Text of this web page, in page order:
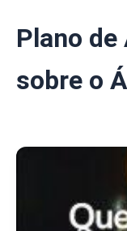
Plano de
sobre o